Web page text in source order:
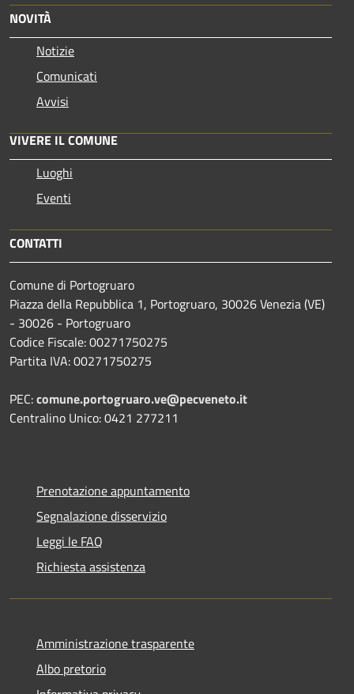
NOVITÀ
Notizie
Comunicati
Avvisi
VIVERE IL COMUNE
Luoghi
Eventi
CONTATTI
Comune di Portogruaro
Piazza della Repubblica 1, Portogruaro, 30026 Venezia (VE)
- 30026 - Portogruaro
Codice Fiscale: 00271750275
Partita IVA: 00271750275
PEC:comune.portogruaro.ve@pecveneto.it
Centralino Unico: 0421 277211
Prenotazione appuntamento
Segnalazione disservizio
Leggi le FAQ
Richiesta assistenza
Amministrazione trasparente
Albo pretorio